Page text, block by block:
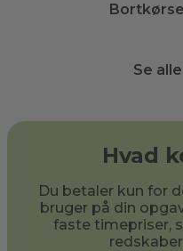
Se
Hvad
Du betaler kun for
bruger på din
faste timepriser,